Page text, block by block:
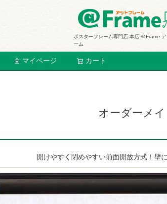
ポスターフレーム専門店 本店 ＠Frame
ーム
マイページ カート
オーダーメ
開けやすく閉めやすい前面開放方式！壁